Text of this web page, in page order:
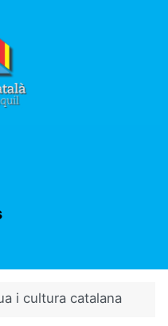
i cultura catalana